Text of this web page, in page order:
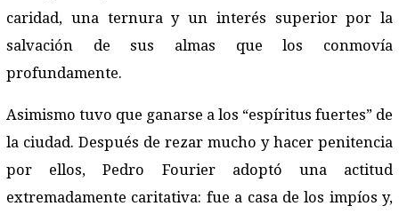
caridad, una ternura y un interés superior por la
salvación de sus almas que los conmovía
profundamente.
Asimismo tuvo que ganarse a los “espíritus fuertes” de
la ciudad. Después de rezar mucho y hacer penitencia
por ellos, Pedro Fourier adoptó una actitud
extremadamente caritativa: fue a casa de los impíos y,